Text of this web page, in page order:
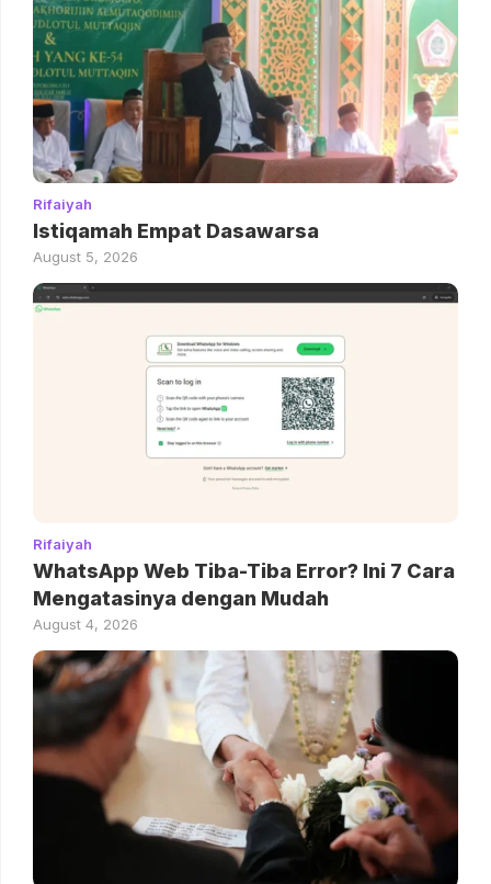
Rifaiyah
Istiqamah Empat Dasawarsa
August 5, 2026
Rifaiyah
WhatsApp Web Tiba-Tiba Error? Ini 7 Cara
Mengatasinya dengan Mudah
August 4, 2026